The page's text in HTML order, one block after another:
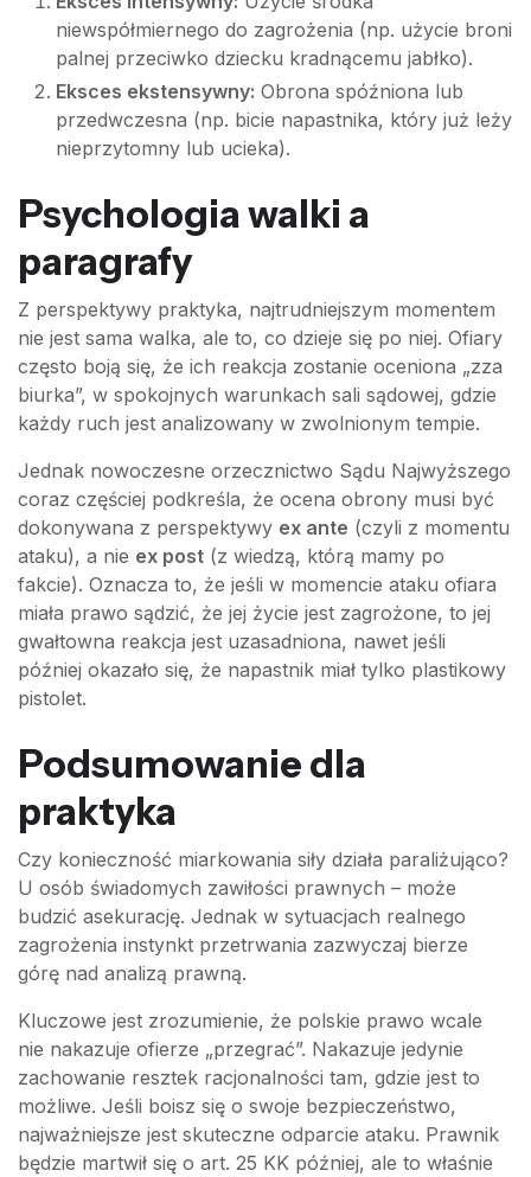
niewspółmiernego do zagrożenia (np. użycie broni
palnej przeciwko dziecku kradnącemu jabłko).
Eksces ekstensywny: Obrona spóźniona lub
przedwczesna (np. bicie napastnika, który już leży
nieprzytomny lub ucieka).
Psychologia walki a
paragrafy
Z perspektywy praktyka, najtrudniejszym momentem
nie jest sama walka, ale to, co dzieje się po niej. Ofiary
często boją się, że ich reakcja zostanie oceniona „zza
biurka”, w spokojnych warunkach sali sądowej, gdzie
każdy ruch jest analizowany w zwolnionym tempie.
Jednak nowoczesne orzecznictwo Sądu Najwyższego
coraz częściej podkreśla, że ocena obrony musi być
dokonywana z perspektywy ex ante (czyli z momentu
ataku), a nie ex post (z wiedzą, którą mamy po
fakcie). Oznacza to, że jeśli w momencie ataku ofiara
miała prawo sądzić, że jej życie jest zagrożone, to jej
gwałtowna reakcja jest uzasadniona, nawet jeśli
później okazało się, że napastnik miał tylko plastikowy
pistolet.
Podsumowanie dla
praktyka
Czy konieczność miarkowania siły działa paraliżująco?
U osób świadomych zawiłości prawnych – może
budzić asekurację. Jednak w sytuacjach realnego
zagrożenia instynkt przetrwania zazwyczaj bierze
górę nad analizą prawną.
Kluczowe jest zrozumienie, że polskie prawo wcale
nie nakazuje ofierze „przegrać”. Nakazuje jedynie
zachowanie resztek racjonalności tam, gdzie jest to
możliwe. Jeśli boisz się o swoje bezpieczeństwo,
najważniejsze jest skuteczne odparcie ataku. Prawnik
będzie martwił się o art. 25 KK później, ale to właśnie